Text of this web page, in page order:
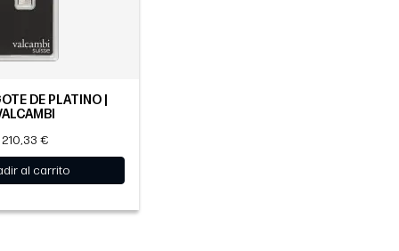
DE PLATINO |
210,33 €
al carrito